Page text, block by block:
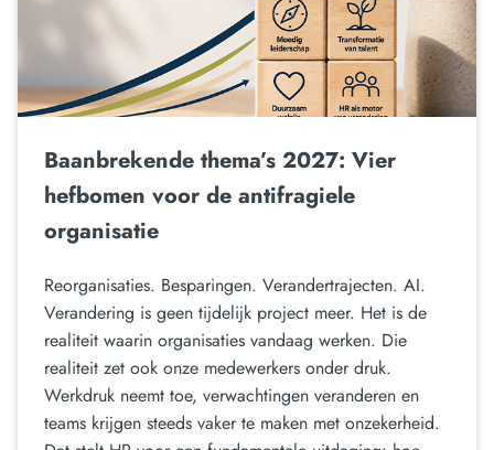
Baanbrekende thema’s 2027: Vier
hefbomen voor de antifragiele
organisatie
Reorganisaties. Besparingen. Verandertrajecten. AI.
Verandering is geen tijdelijk project meer. Het is de
realiteit waarin organisaties vandaag werken. Die
realiteit zet ook onze medewerkers onder druk.
Werkdruk neemt toe, verwachtingen veranderen en
teams krijgen steeds vaker te maken met onzekerheid.